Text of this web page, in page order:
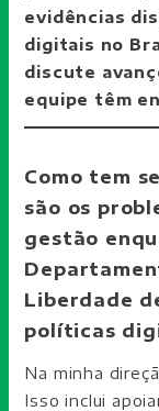
evidências
digitais no
discute
equipe têm
Como tem
são os
gestão
Liberdade
políticas
Na minha
Isso inclui